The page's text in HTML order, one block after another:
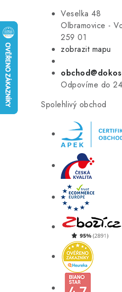
Veselka 48
Olbramovice -
259 01
zobrazit mapu
Odpovíme do
Spolehlivý obchod